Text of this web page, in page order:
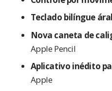
Teclado bilíngue
Nova caneta de
Apple Pencil
Aplicativo inédito
Apple